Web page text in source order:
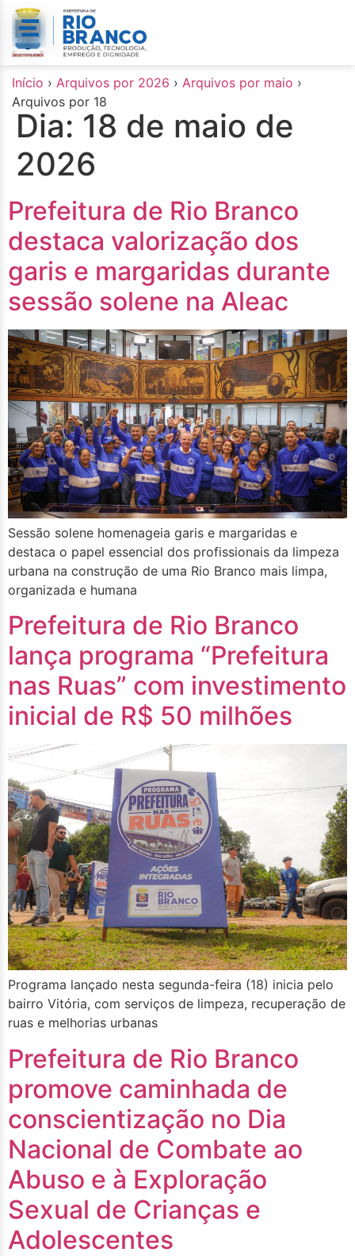
conteúdo
Início › Arquivos por 2026 › Arquivos por maio ›
Arquivos por 18
Dia: 18 de maio de
2026
Prefeitura de Rio Branco
destaca valorização dos
garis e margaridas durante
sessão solene na Aleac
Sessão solene homenageia garis e margaridas e
destaca o papel essencial dos profissionais da limpeza
urbana na construção de uma Rio Branco mais limpa,
organizada e humana
Prefeitura de Rio Branco
lança programa “Prefeitura
nas Ruas” com investimento
inicial de R$ 50 milhões
Programa lançado nesta segunda-feira (18) inicia pelo
bairro Vitória, com serviços de limpeza, recuperação de
ruas e melhorias urbanas
Prefeitura de Rio Branco
promove caminhada de
conscientização no Dia
Nacional de Combate ao
Abuso e à Exploração
Sexual de Crianças e
Adolescentes